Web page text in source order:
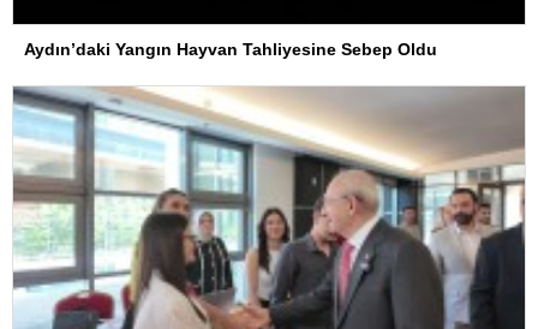
Aydın’daki Yangın Hayvan Tahliyesine Sebep Oldu